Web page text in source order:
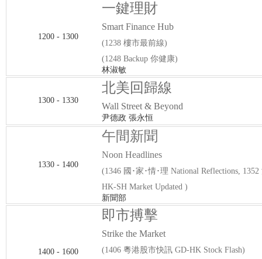
1200 - 1300
一鍵理財
Smart Finance Hub
(1238 樓市最前線)
(1248 Backup 你健康)
林淑敏
1300 - 1330
北美回歸線
Wall Street & Beyond
尹德政 張永恒
1330 - 1400
午間新聞
Noon Headlines
(1346 國･家･情･理 National Reflections,
HK-SH Market Updated )
新聞部
1400 - 1600
即市搏擊
Strike the Market
(1406 粵港股市快訊 GD-HK Stock Flash)